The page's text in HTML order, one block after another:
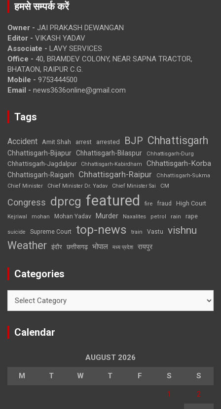
हमसे सम्पर्क करें
Owner - JAI PRAKASH DEWANGAN
Editor - VIKASH YADAV
Associate - LAVY SERVICES
Office - 40, BRAMDEV COLONY, NEAR SAPNA TRACTOR,
BHATAON, RAIPUR C.G.
Mobile - 9753444500
Email - news3636online@gmail.com
Tags
Accident Amit Shah arrest arrested BJP Chhattisgarh
Chhattisgarh-Bijapur Chhattisgarh-Bilaspur Chhattisgarh-Durg
Chhattisgarh-Jagdalpur Chhattisgarh-Kabirdham Chhattisgarh-Korba
Chhattisgarh-Raigarh Chhattisgarh-Raipur
Chhattisgarh-Sukma
Chief Minister
Chief Minister Dr. Yadav Chief Minister Sai CM
Congress dprcg featured fire fraud High Court
Kejriwal mohan Mohan Yadav Murder Naxalites petrol rain rape
suicide Supreme Court top-news train Vastu vishnu
Weather इंदौर छत्तीसगढ़ भोपाल मध्य प्रदेश रायपुर
Categories
Calendar
AUGUST 2026
M T W T F S S
1 2